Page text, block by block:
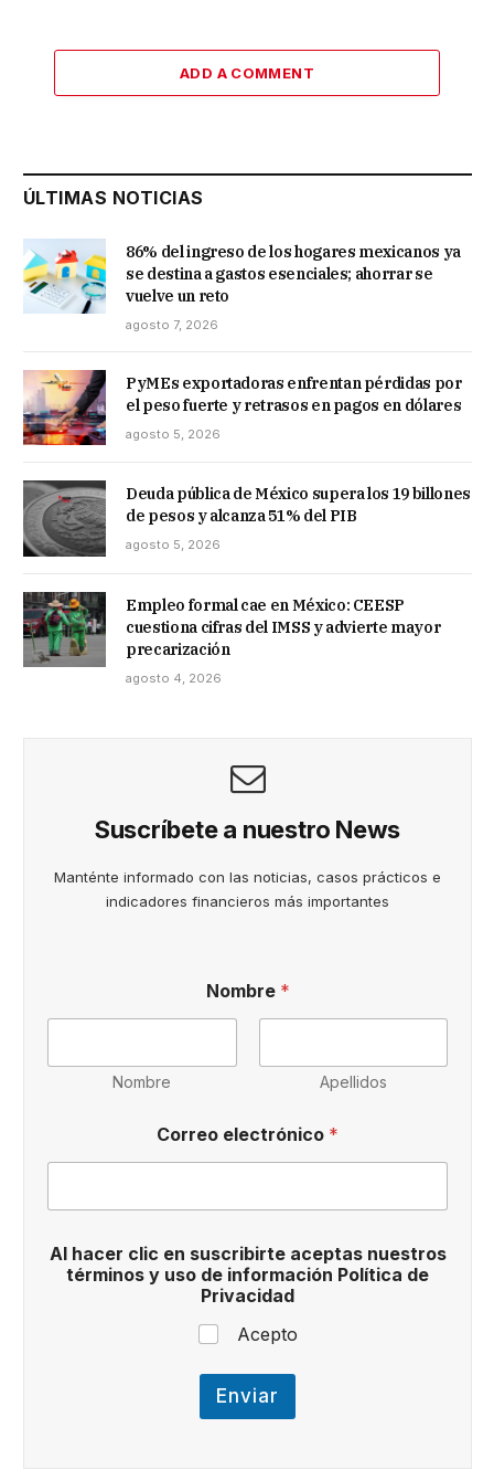
ADD A COMMENT
ÚLTIMAS NOTICIAS
86% del ingreso de los hogares mexicanos ya
se destina a gastos esenciales; ahorrar se
vuelve un reto
agosto 7, 2026
PyMEs exportadoras enfrentan pérdidas por
el peso fuerte y retrasos en pagos en dólares
agosto 5, 2026
Deuda pública de México supera los 19 billones
de pesos y alcanza 51% del PIB
agosto 5, 2026
Empleo formal cae en México: CEESP
cuestiona cifras del IMSS y advierte mayor
precarización
agosto 4, 2026
Suscríbete a nuestro News
Manténte informado con las noticias, casos prácticos e
indicadores financieros más importantes
l
e
o
Nombre *
Nombre Apellidos
Correo electrónico *
Al hacer clic en suscribirte aceptas nuestros
términos y uso de información Política de
Privacidad
Acepto
Enviar